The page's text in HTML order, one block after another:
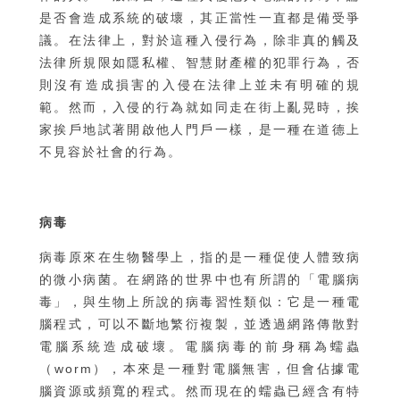
是否會造成系統的破壞，其正當性一直都是備受爭
議。在法律上，對於這種入侵行為，除非真的觸及
法律所規限如隱私權、智慧財產權的犯罪行為，否
則沒有造成損害的入侵在法律上並未有明確的規
範。然而，入侵的行為就如同走在街上亂晃時，挨
家挨戶地試著開啟他人門戶一樣，是一種在道德上
不見容於社會的行為。
病毒
病毒原來在生物醫學上，指的是一種促使人體致病
的微小病菌。在網路的世界中也有所謂的「電腦病
毒」，與生物上所說的病毒習性類似：它是一種電
腦程式，可以不斷地繁衍複製，並透過網路傳散對
電腦系統造成破壞。電腦病毒的前身稱為蠕蟲
（worm），本來是一種對電腦無害，但會佔據電
腦資源或頻寬的程式。然而現在的蠕蟲已經含有特